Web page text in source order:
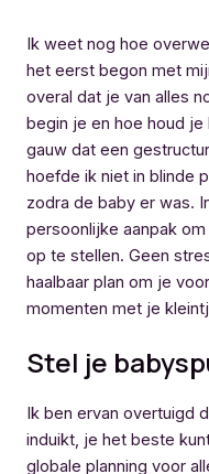
Ik weet nog hoe
het eerst begon met
overal dat je van alles
begin je en hoe houd
gauw dat een
hoefde ik niet in blinde
zodra de baby er was.
persoonlijke aanpak
op te stellen. Geen
haalbaar plan om je
momenten met je
Stel je
Ik ben ervan overtuigd
induikt, je het beste
globale planning voor